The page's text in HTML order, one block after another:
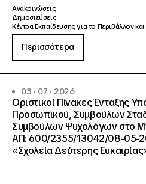
Ανακοινώσεις
Δημοσιεύσεις
Κέντρα Εκπαίδευσης για το Περιβάλλον
Περισσότερα
03 · 07 · 2026
Οριστικοί Πίνακες Ένταξης
Προσωπικού, Συμβούλων
Συμβούλων Ψυχολόγων στο
ΑΠ: 600/2355/13042/08-05-
«Σχολεία Δεύτερης